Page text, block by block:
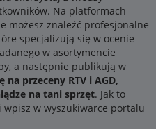
Na platformach
możesz znaleźć profesjonalne
specjalizują się w ocenie
w asortymencie
a następnie publikują w
na przeceny RTV i AGD,
na tani sprzęt. Jak to
wpisz w wyszukiwarce portalu